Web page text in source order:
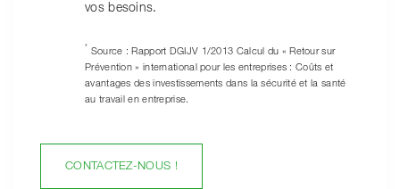
vos besoins.
* Source : Rapport DGIJV 1/2013 Calcul du « Retour sur
Prévention » international pour les entreprises : Coûts et
avantages des investissements dans la sécurité et la santé
au travail en entreprise.
CONTACTEZ-NOUS !